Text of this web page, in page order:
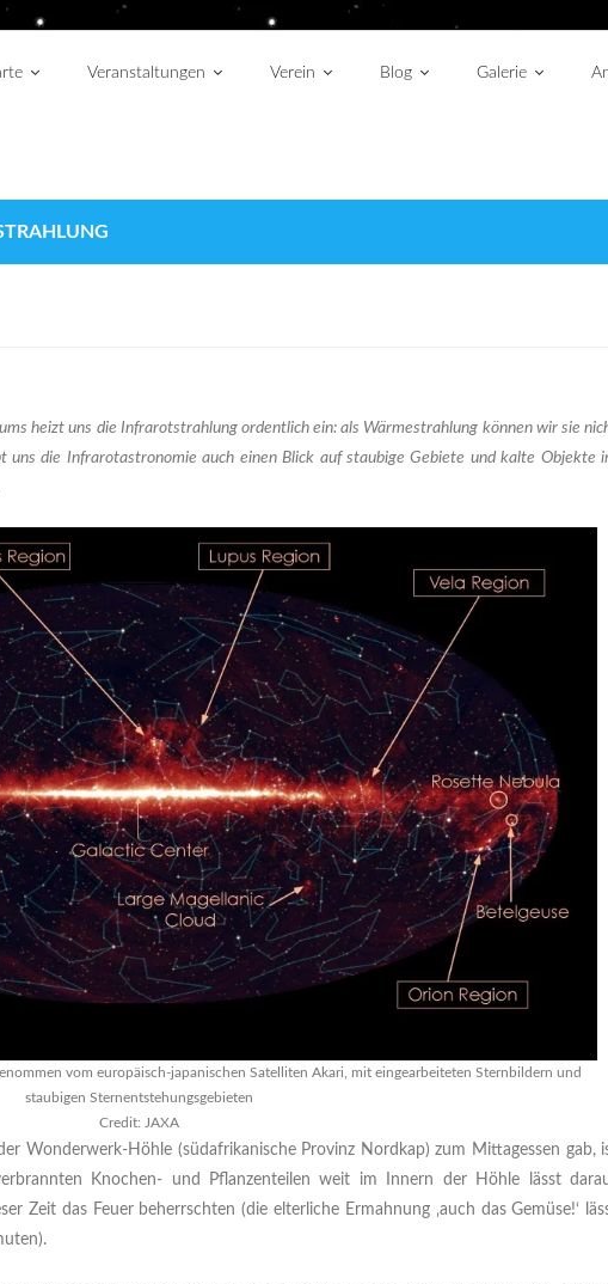
Veranstaltungen Verein Blog Galerie
heizt uns die Infrarotstrahlung ordentlich ein: als Wärmestrahlung können wir sie
die Infrarotastronomie auch einen Blick auf staubige Gebiete und kalte Objekte
vom europäisch-japanischen Satelliten Akari, mit eingearbeiteten Sternbildern und
staubigen Sternentstehungsgebieten
Credit: JAXA
Wonderwerk-Höhle (südafrikanische Provinz Nordkap) zum Mittagessen gab,
Knochen- und Pflanzenteilen weit im Innern der Höhle lässt
Zeit das Feuer beherrschten (die elterliche Ermahnung ‚auch das Gemüse!‘